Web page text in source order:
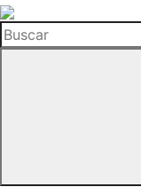
La
Hemeroteca
del
Buscar